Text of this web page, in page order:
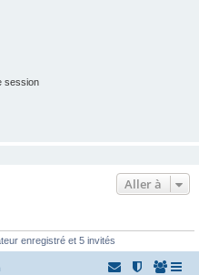
session
Aller à
enregistré et 5 invités